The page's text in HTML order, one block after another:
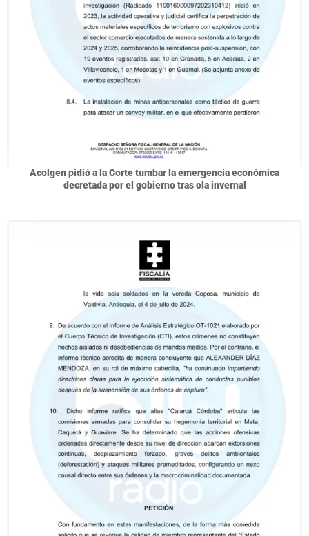
Acolgen pidió a la Corte tumbar la emergencia económica
decretada por el gobierno tras ola invernal